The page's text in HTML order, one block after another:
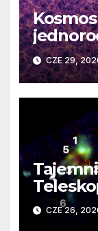
DESI
zasady
CZE 29,
rodzi
CZE 26,